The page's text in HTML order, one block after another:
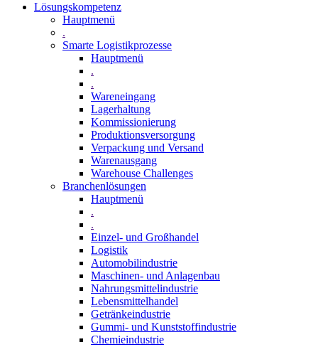
Lösungskompetenz
Hauptmenü
.
Smarte Logistikprozesse
Hauptmenü
.
.
Wareneingang
Lagerhaltung
Kommissionierung
Produktionsversorgung
Verpackung und Versand
Warenausgang
Warehouse Challenges
Branchenlösungen
Hauptmenü
.
.
Einzel- und Großhandel
Logistik
Automobilindustrie
Maschinen- und Anlagenbau
Nahrungsmittelindustrie
Lebensmittelhandel
Getränkeindustrie
Gummi­- und Kunststoffindustrie
Chemieindustrie